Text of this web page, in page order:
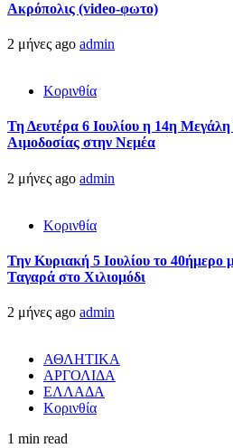
Ακρόπολις (video-φωτο)
2 μήνες ago admin
Κορινθία
Τη Δευτέρα 6 Ιουλίου η 14η
Αιμοδοσίας στην Νεμέα
2 μήνες ago admin
Κορινθία
Την Κυριακή 5 Ιουλίου το 40ήμερο
Ταγαρά στο Χιλιομόδι
2 μήνες ago admin
ΑΘΛΗΤΙΚΑ
ΑΡΓΟΛΙΔΑ
ΕΛΛΑΔΑ
Κορινθία
1 min read